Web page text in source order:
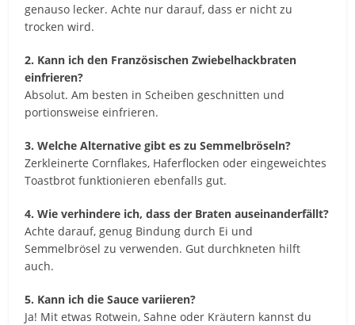
genauso lecker. Achte nur darauf, dass er nicht zu
trocken wird.
2. Kann ich den Französischen Zwiebelhackbraten
einfrieren?
Absolut. Am besten in Scheiben geschnitten und
portionsweise einfrieren.
3. Welche Alternative gibt es zu Semmelbröseln?
Zerkleinerte Cornflakes, Haferflocken oder eingeweichtes
Toastbrot funktionieren ebenfalls gut.
4. Wie verhindere ich, dass der Braten auseinanderfällt?
Achte darauf, genug Bindung durch Ei und
Semmelbrösel zu verwenden. Gut durchkneten hilft
auch.
5. Kann ich die Sauce variieren?
Ja! Mit etwas Rotwein, Sahne oder Kräutern kannst du